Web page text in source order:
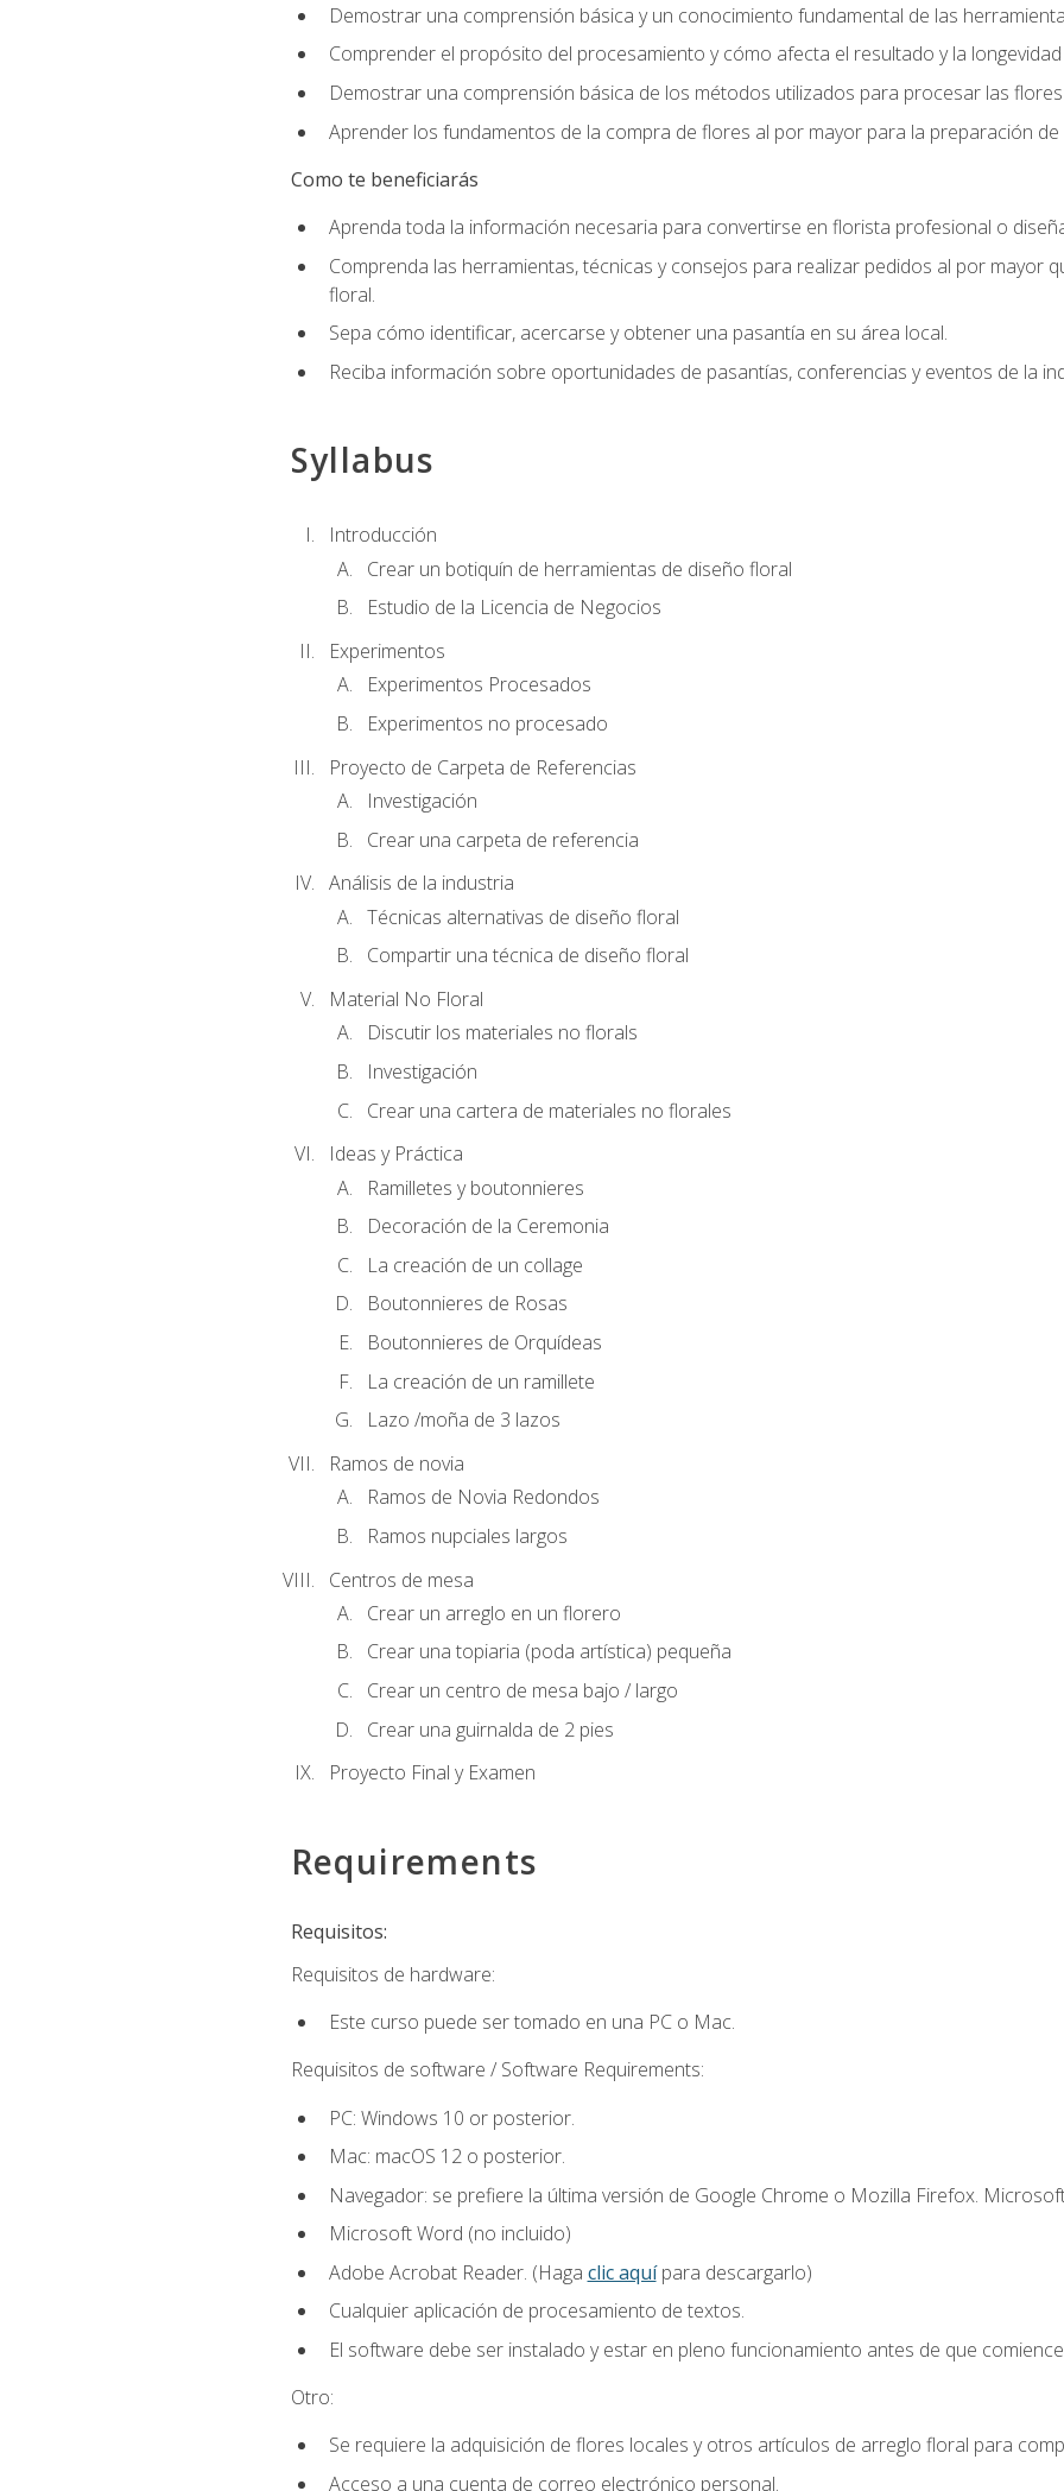
Demostrar una comprensión básica y un conocimiento fundamental de las
Comprender el propósito del procesamiento y cómo afecta el resultado y la
Demostrar una comprensión básica de los métodos utilizados para procesar las
Aprender los fundamentos de la compra de flores al por mayor para la preparación
Como te beneficiarás
Aprenda toda la información necesaria para convertirse en florista profesional o
Comprenda las herramientas, técnicas y consejos para realizar pedidos al por mayor
floral.
Sepa cómo identificar, acercarse y obtener una pasantía en su área local.
Reciba información sobre oportunidades de pasantías, conferencias y eventos de la
Syllabus
Introducción
Crear un botiquín de herramientas de diseño floral
Estudio de la Licencia de Negocios
Experimentos
Experimentos Procesados
Experimentos no procesado
Proyecto de Carpeta de Referencias
Investigación
Crear una carpeta de referencia
Análisis de la industria
Técnicas alternativas de diseño floral
Compartir una técnica de diseño floral
Material No Floral
Discutir los materiales no florals
Investigación
Crear una cartera de materiales no florales
Ideas y Práctica
Ramilletes y boutonnieres
Decoración de la Ceremonia
La creación de un collage
Boutonnieres de Rosas
Boutonnieres de Orquídeas
La creación de un ramillete
Lazo /moña de 3 lazos
Ramos de novia
Ramos de Novia Redondos
Ramos nupciales largos
Centros de mesa
Crear un arreglo en un florero
Crear una topiaria (poda artística) pequeña
Crear un centro de mesa bajo / largo
Crear una guirnalda de 2 pies
Proyecto Final y Examen
Requirements
Requisitos:
Requisitos de hardware:
Este curso puede ser tomado en una PC o Mac.
Requisitos de software / Software Requirements:
PC: Windows 10 or posterior.
Mac: macOS 12 o posterior.
Navegador: se prefiere la última versión de Google Chrome o Mozilla Firefox.
Microsoft Word (no incluido)
Adobe Acrobat Reader. (Haga clic aquípara descargarlo)
Cualquier aplicación de procesamiento de textos.
El software debe ser instalado y estar en pleno funcionamiento antes de que
Otro:
Se requiere la adquisición de flores locales y otros artículos de arreglo floral para
Acceso a una cuenta de correo electrónico personal.